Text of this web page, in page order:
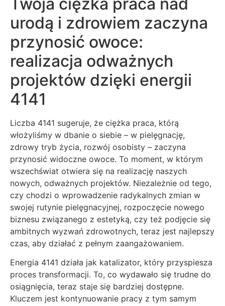
urodą i zdrowiem zaczyna
przynosić owoce:
realizacja odważnych
projektów dzięki energii
4141
Liczba 4141 sugeruje, że ciężka praca, którą
włożyliśmy w dbanie o siebie – w pielęgnację,
zdrowy tryb życia, rozwój osobisty – zaczyna
przynosić widoczne owoce. To moment, w którym
wszechświat otwiera się na realizację naszych
nowych, odważnych projektów. Niezależnie od tego,
czy chodzi o wprowadzenie radykalnych zmian w
swojej rutynie pielęgnacyjnej, rozpoczęcie nowego
biznesu związanego z estetyką, czy też podjęcie się
ambitnych wyzwań zdrowotnych, teraz jest najlepszy
czas, aby działać z pełnym zaangażowaniem.
Energia 4141 działa jak katalizator, który przyspiesza
proces transformacji. To, co wydawało się trudne do
osiągnięcia, teraz staje się bardziej dostępne.
Kluczem jest kontynuowanie pracy z tym samym